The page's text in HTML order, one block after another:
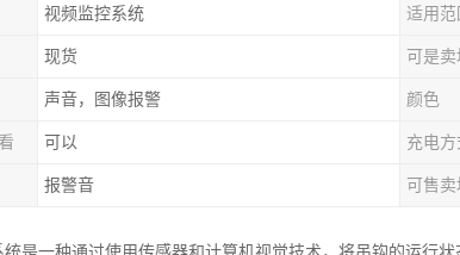
视频监控系统 适用范
现货 可是卖
声音，图像报警 颜色
可以 充电方
报警音 可售卖